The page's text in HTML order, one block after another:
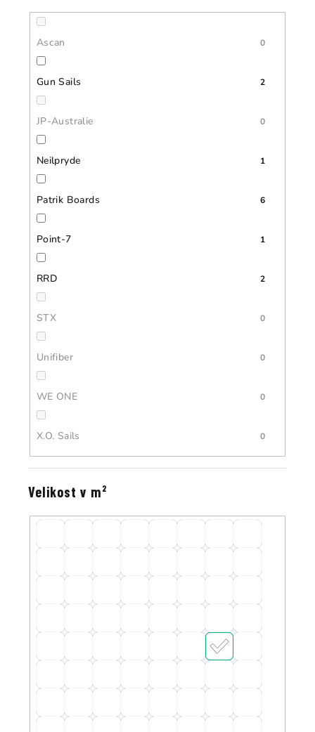
Ascan 0
Gun Sails 2
JP-Australie 0
Neilpryde 1
Patrik Boards 6
Point-7 1
RRD 2
STX 0
Unifiber 0
WE ONE 0
X.O. Sails 0
Velikost v m²